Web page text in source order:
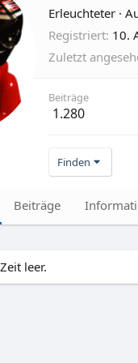
Erleuchteter ·
Registriert 10.
Zuletzt
Beiträge
1.280
Finden
Beiträge
leer.